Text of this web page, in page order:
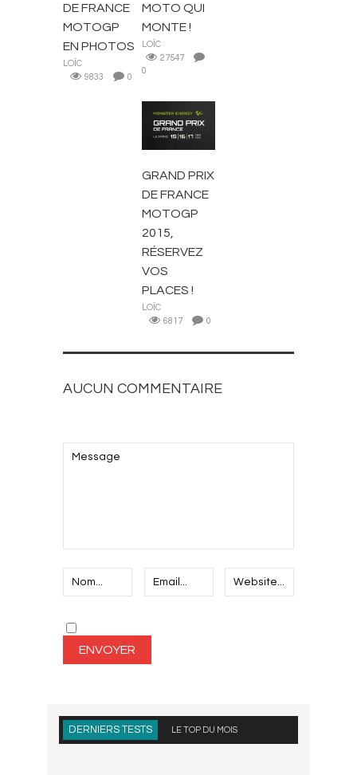
DE FRANCE
MOTOGP
EN PHOTOS
LOÏC
9833
0
MOTO QUI
MONTE !
LOÏC
27547
0
ACTUALITÉS
GRAND PRIX
DE FRANCE
MOTOGP
2015,
RÉSERVEZ
VOS
PLACES !
LOÏC
6817
0
AUCUN COMMENTAIRE
DERNIERS TESTS LE TOP DU MOIS